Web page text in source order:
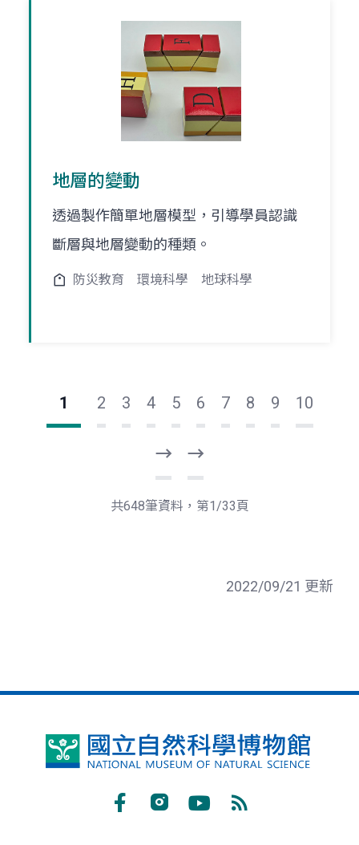
地層的變動
透過製作簡單地層模型，引導學員認識
斷層與地層變動的種類。
防災教育 環境科學 地球科學
1 2 3 4 5 6 7 8 9 10
一
頁
後
一
共648筆資料，第1/33頁
2022/09/21 更新
國